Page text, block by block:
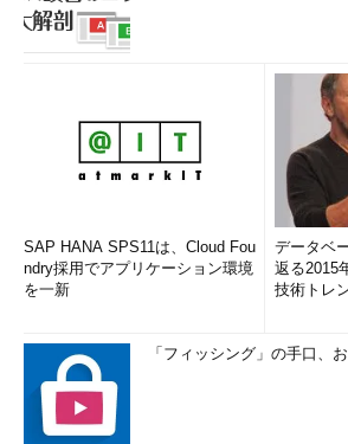
SAP HANA SPS11は、Cloud Fou
ndry採用でアプリケーション環境
を一新
データベ
返る2015
技術トレ
「フィッシング」の手口、